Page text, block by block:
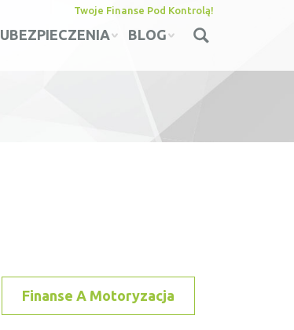
Twoje Finanse Pod Kontrolą!
UBEZPIECZENIA BLOG
Finanse A Motoryzacja